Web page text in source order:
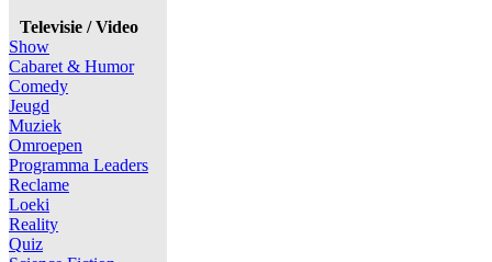
Televisie / Video
Show
Cabaret & Humor
Comedy
Jeugd
Muziek
Omroepen
Programma Leaders
Reclame
Loeki
Reality
Quiz